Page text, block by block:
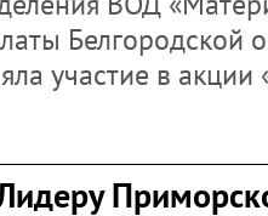
Белгородской
участие в